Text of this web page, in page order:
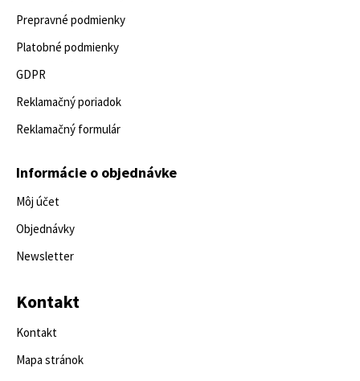
Prepravné podmienky
Platobné podmienky
GDPR
Reklamačný poriadok
Reklamačný formulár
Informácie o objednávke
Môj účet
Objednávky
Newsletter
Kontakt
Kontakt
Mapa stránok